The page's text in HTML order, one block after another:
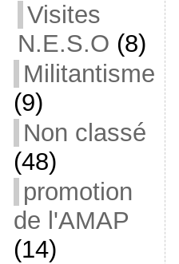
Visites
N.E.S.O (8)
Militantisme
(9)
Non classé
(48)
promotion
de l'AMAP
(14)